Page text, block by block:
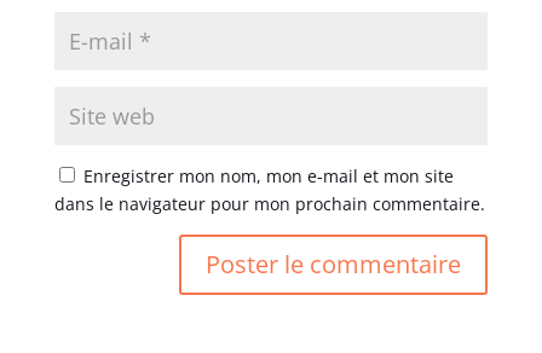
Enregistrer mon nom, mon e-mail et mon site
dans le navigateur pour mon prochain commentaire.